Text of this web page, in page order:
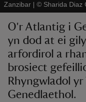
Zanzibar | © Sharida Diaz
O'r Atlantig i
yn dod at ei
arfordirol a
brosiect
Rhyngwladol
Genedlaethol.